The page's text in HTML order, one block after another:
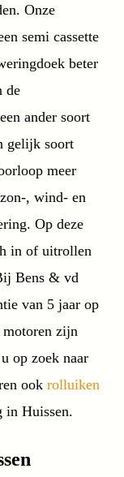
Onze
semi cassette
beter
de
ander soort
gelijk soort
meer
, wind- en
Op deze
in of uitrollen
Bens & vd
van 5 jaar op
motoren zijn
op zoek naar
ook rolluiken
in Huissen.